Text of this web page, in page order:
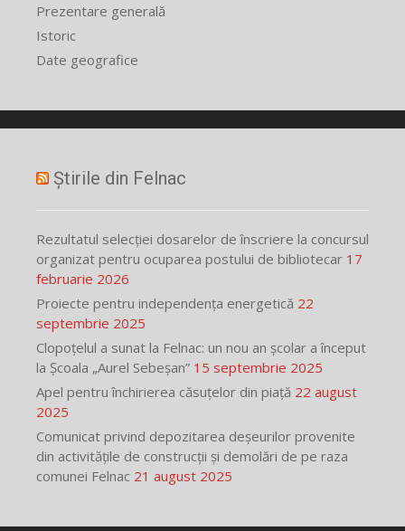
Prezentare generală
Istoric
Date geografice
Știrile din Felnac
Rezultatul selecției dosarelor de înscriere la concursul
organizat pentru ocuparea postului de bibliotecar 17
februarie 2026
Proiecte pentru independența energetică 22
septembrie 2025
Clopoțelul a sunat la Felnac: un nou an școlar a început
la Școala „Aurel Sebeșan” 15 septembrie 2025
Apel pentru închirierea căsuțelor din piață 22 august
2025
Comunicat privind depozitarea deșeurilor provenite
din activitățile de construcții și demolări de pe raza
comunei Felnac 21 august 2025